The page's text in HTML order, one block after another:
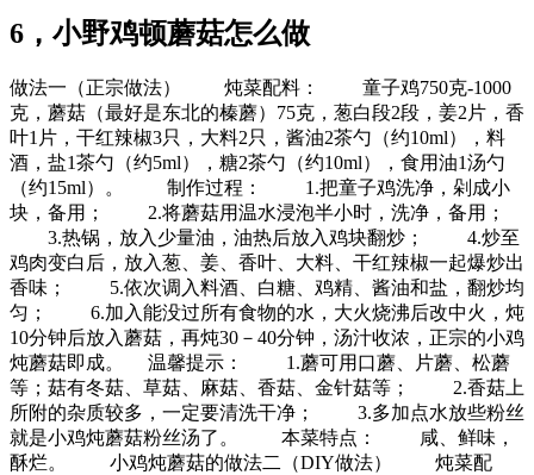
6，小野鸡顿蘑菇怎么做
做法一（正宗做法） 炖菜配料： 童子鸡750克-1000
克，蘑菇（最好是东北的榛蘑）75克，葱白段2段，姜2片，香
叶1片，干红辣椒3只，大料2只，酱油2茶勺（约10ml），料
酒，盐1茶勺（约5ml），糖2茶勺（约10ml），食用油1汤勺
（约15ml）。 制作过程： 1.把童子鸡洗净，剁成小
块，备用； 2.将蘑菇用温水浸泡半小时，洗净，备用；
3.热锅，放入少量油，油热后放入鸡块翻炒； 4.炒至
鸡肉变白后，放入葱、姜、香叶、大料、干红辣椒一起爆炒出
香味； 5.依次调入料酒、白糖、鸡精、酱油和盐，翻炒均
匀； 6.加入能没过所有食物的水，大火烧沸后改中火，炖
10分钟后放入蘑菇，再炖30－40分钟，汤汁收浓，正宗的小鸡
炖蘑菇即成。 温馨提示： 1.蘑可用口蘑、片蘑、松蘑
等；菇有冬菇、草菇、麻菇、香菇、金针菇等； 2.香菇上
所附的杂质较多，一定要清洗干净； 3.多加点水放些粉丝
就是小鸡炖蘑菇粉丝汤了。 本菜特点： 咸、鲜味，
酥烂。 小鸡炖蘑菇的做法二（DIY做法） 炖菜配